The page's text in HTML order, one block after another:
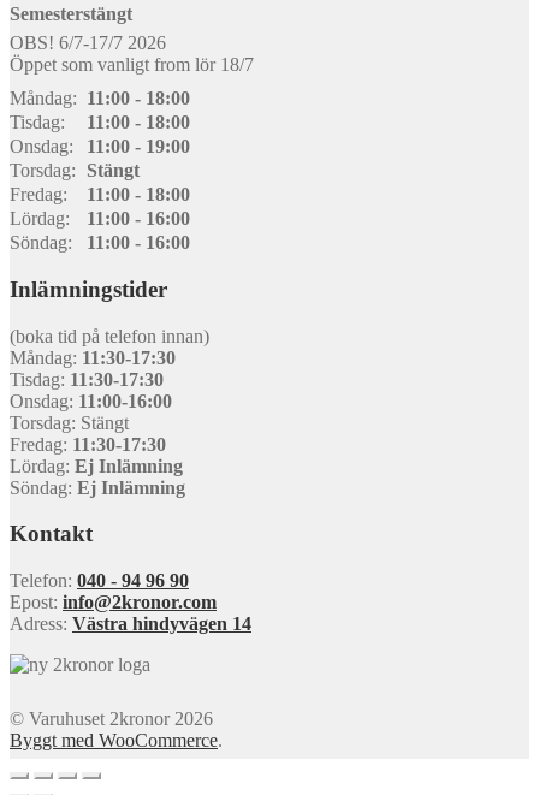
Semesterstängt
OBS! 6/7-17/7 2026
Öppet som vanligt from lör 18/7
Måndag: 11:00 - 18:00
Tisdag:
11:00 - 18:00
Onsdag:
11:00 - 19:00
Torsdag:
Stängt
Fredag:
11:00 - 18:00
Lördag:
11:00 - 16:00
Söndag:
11:00 - 16:00
Inlämningstider
(boka tid på telefon innan)
Måndag: 11:30-17:30
Tisdag: 11:30-17:30
Onsdag: 11:00-16:00
Torsdag: Stängt
Fredag: 11:30-17:30
Lördag: Ej Inlämning
Söndag: Ej Inlämning
Kontakt
Telefon: 040 - 94 96 90
Epost: info@2kronor.com
Adress: Västra hindyvägen 14
© Varuhuset 2kronor 2026
Byggt med WooCommerce.